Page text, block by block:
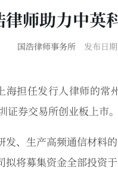
律师助力中英
国浩律师事务所 发布日
海担任发行人律师的
券交易所创业板上市。
发、生产高频通信材料
拟将募集资金全部投资